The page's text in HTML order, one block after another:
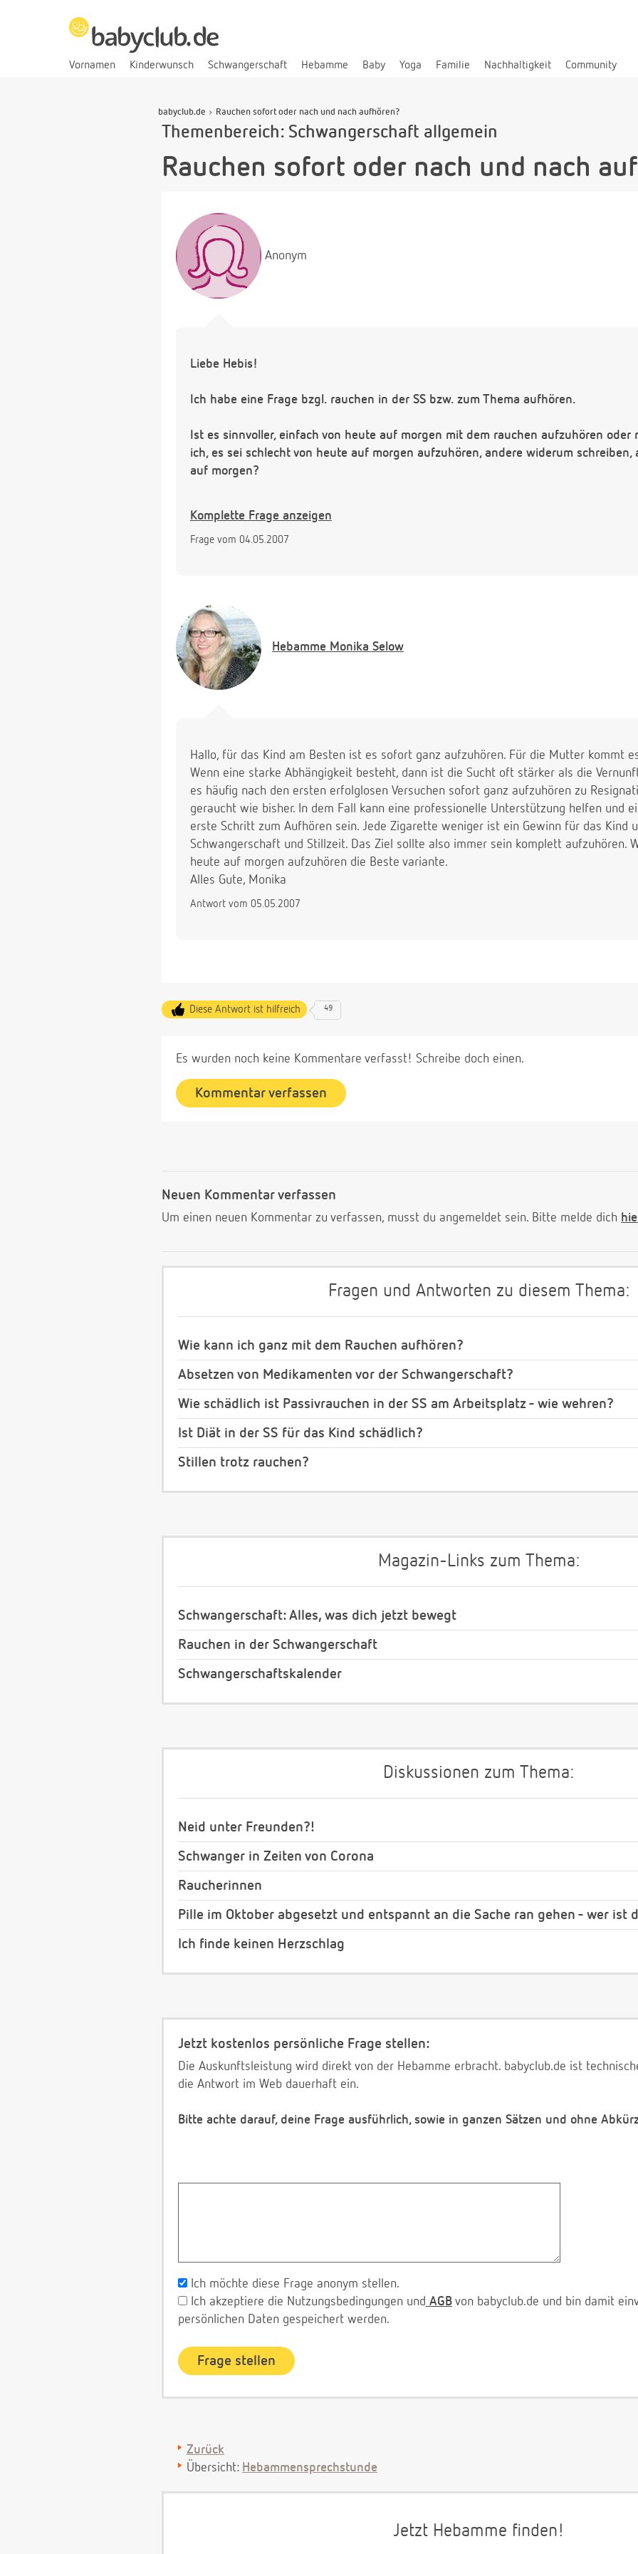
Vornamen Kinderwunsch Schwangerschaft Hebamme Baby Yoga Familie Nachhaltigkeit Community
babyclub.de Rauchen sofort oder nach und nach aufhören?
Themenbereich: Schwangerschaft allgemein
Rauchen sofort oder nach und nach
Anonym
Liebe Hebis!
Ich habe eine Frage bzgl. rauchen in der SS bzw. zum Thema aufhören.
Ist es sinnvoller, einfach von heute auf morgen mit dem rauchen aufzuhören oder
ich, es sei schlecht von heute auf morgen aufzuhören, andere widerum schreiben,
auf morgen?
Vielen Dank im Voraus!
Komplette Frage anzeigen
Frage vom 04.05.2007
Hebamme Monika Selow
Hallo, für das Kind am Besten ist es sofort ganz aufzuhören. Für die Mutter kommt
Wenn eine starke Abhängigkeit besteht, dann ist die Sucht oft stärker als die
es häufig nach den ersten erfolglosen Versuchen sofort ganz aufzuhören zu
geraucht wie bisher. In dem Fall kann eine professionelle Unterstützung helfen und
erste Schritt zum Aufhören sein. Jede Zigarette weniger ist ein Gewinn für das Kind
Schwangerschaft und Stillzeit. Das Ziel sollte also immer sein komplett aufzuhören.
heute auf morgen aufzuhören die Beste variante.
Alles Gute, Monika
Antwort vom 05.05.2007
Diese Antwort ist hilfreich 49
Es wurden noch keine Kommentare verfasst! Schreibe doch einen.
Kommentar verfassen
Neuen Kommentar verfassen
Um einen neuen Kommentar zu verfassen, musst du angemeldet sein. Bitte melde dich
Fragen und Antworten zu diesem Thema:
Wie kann ich ganz mit dem Rauchen aufhören?
Absetzen von Medikamenten vor der Schwangerschaft?
Wie schädlich ist Passivrauchen in der SS am Arbeitsplatz - wie wehren?
Ist Diät in der SS für das Kind schädlich?
Stillen trotz rauchen?
Magazin-Links zum Thema:
Schwangerschaft: Alles, was dich jetzt bewegt
Rauchen in der Schwangerschaft
Schwangerschaftskalender
Diskussionen zum Thema:
Neid unter Freunden?!
Schwanger in Zeiten von Corona
Raucherinnen
Pille im Oktober abgesetzt und entspannt an die Sache ran gehen - wer ist
Ich finde keinen Herzschlag
Jetzt kostenlos persönliche Frage stellen:
Die Auskunftsleistung wird direkt von der Hebamme erbracht. babyclub.de ist
die Antwort im Web dauerhaft ein.
Bitte achte darauf, deine Frage ausführlich, sowie in ganzen Sätzen und ohne
Ich möchte diese Frage anonym stellen.
Ich akzeptiere die Nutzungsbedingungen und AGB von babyclub.de und bin damit
persönlichen Daten gespeichert werden.
Zurück
Übersicht: Hebammensprechstunde
Jetzt Hebamme finden!